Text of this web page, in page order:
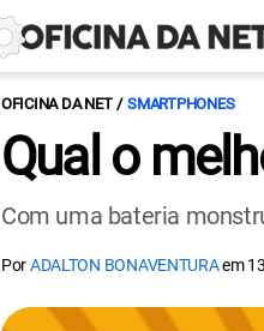
OFICINA DA NET SMARTPHONES
Qual o
Com uma bateria
PorADALTON BONAVENTURAem